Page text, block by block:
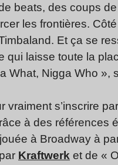
beats, des coups
les frontières.
Et ça se
qui laisse toute la
What, Nigga Who »,
s’inscrire
à des références
à Broadway à
par Kraftwerk et de «